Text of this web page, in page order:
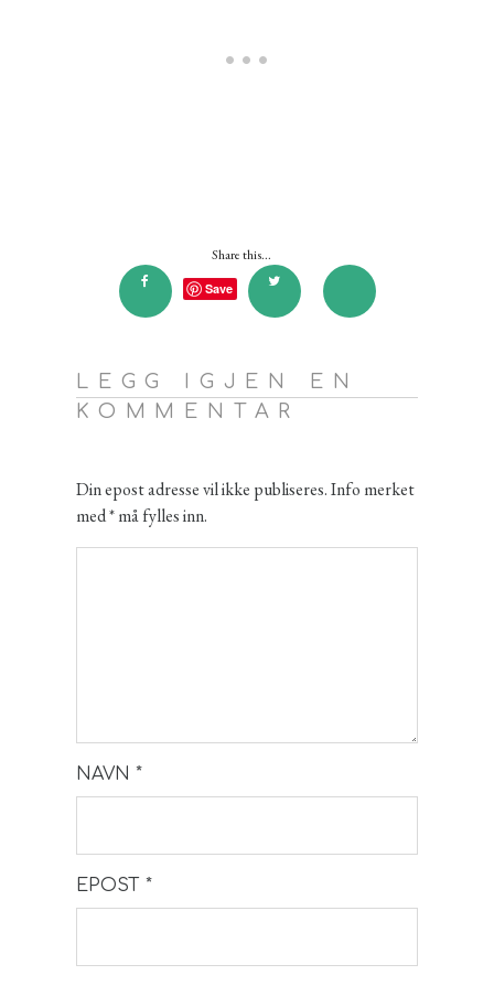
Share this...
Save
LEGG IGJEN EN
KOMMENTAR
Din epost adresse vil ikke publiseres. Info merket
med * må fylles inn.
NAVN *
EPOST *